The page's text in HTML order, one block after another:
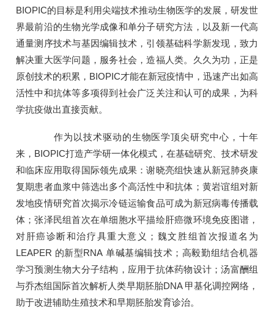
BIOPIC的目标是利用尖端技术推动生物医学的发展，研发世
界最前沿的生物光学成像和单分子研究方法，以及新一代高
通量测序技术与基因编辑技术，引领基础科学新发现，致力
解决重大医学问题，服务社会，造福人类。久久为功，正是
原创技术的积累，BIOPIC才能在新冠疫情中，迅速产出如高
活性中和抗体等多项得到社会广泛关注和认可的成果，为科
学抗疫做出直接贡献。
作为以技术驱动的生物医学顶尖研究中心，十年
来，BIOPIC打造产学研一体化模式，在基础研究、技术研发
和临床应用取得国际领先成果：谢晓亮组快速从新冠肺炎康
复期患者血浆中筛选出多个高活性中和抗体；黄岩谊组对新
发地疫情研究首次揭示冷链运输食品可成为新冠病毒传播载
体；张泽民组首次在单细胞水平描绘肝癌微环境免疫图谱，
对肝癌诊断和治疗具重大意义；魏文胜组首次报道名为
LEAPER 的新型RNA 单碱基编辑技术；高毅勤组结合机器
学习预测生物大分子结构，应用于抗体药物设计；汤富酬组
与乔杰组国际首次解析人类早期胚胎DNA 甲基化调控网络，
助于改进辅助生殖技术和早期胚胎发育诊治。